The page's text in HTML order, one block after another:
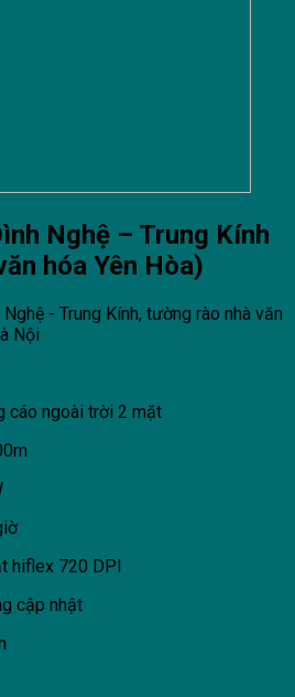
Nghệ – Trung Kính
hóa Yên Hòa)
- Trung Kính, tường rào nhà văn
Nội
cáo ngoài trời 2 mặt
hiflex 720 DPI
cập nhật